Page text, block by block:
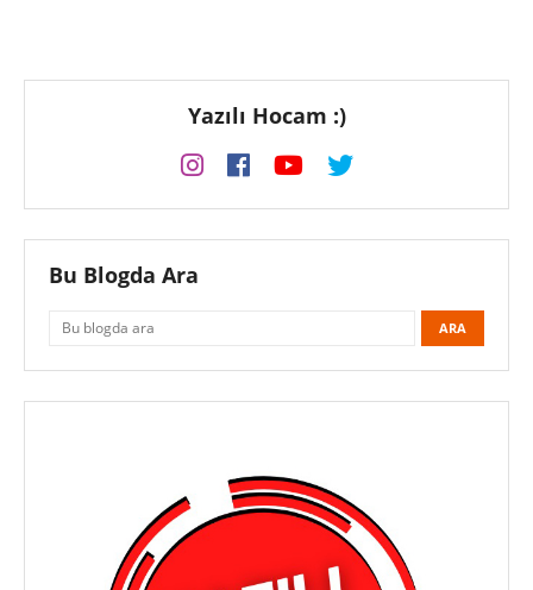
Yazılı Hocam :)
Bu Blogda Ara